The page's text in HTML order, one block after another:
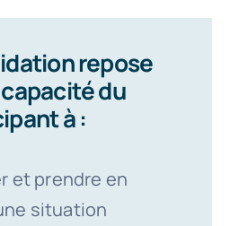
repose
du
à :
et prendre en
situation